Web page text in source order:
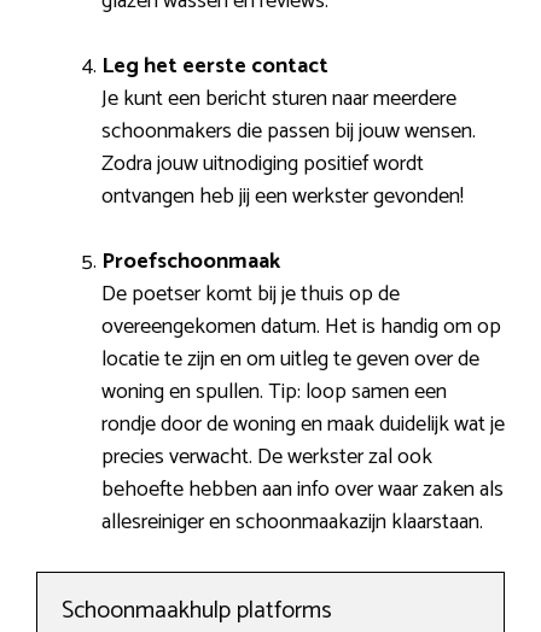
Leg het eerste contact
Je kunt een bericht sturen naar meerdere
schoonmakers die passen bij jouw wensen.
Zodra jouw uitnodiging positief wordt
ontvangen heb jij een werkster gevonden!
Proefschoonmaak
De poetser komt bij je thuis op de
overeengekomen datum. Het is handig om op
locatie te zijn en om uitleg te geven over de
woning en spullen. Tip: loop samen een
rondje door de woning en maak duidelijk wat je
precies verwacht. De werkster zal ook
behoefte hebben aan info over waar zaken als
allesreiniger en schoonmaakazijn klaarstaan.
Schoonmaakhulp platforms